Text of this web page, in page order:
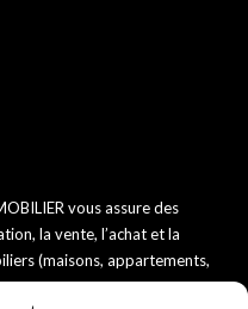
vous assure des
la vente, l’achat et la
(maisons, appartements,